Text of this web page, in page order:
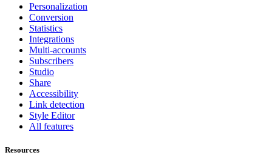
Personalization
Conversion
Statistics
Integrations
Multi-accounts
Subscribers
Studio
Share
Accessibility
Link detection
Style Editor
All features
Resources